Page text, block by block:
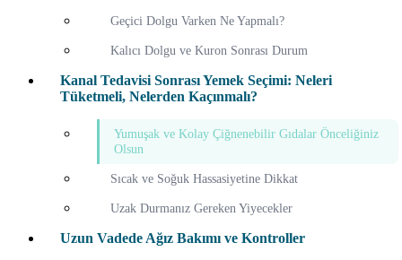
Geçici Dolgu Varken Ne Yapmalı?
Kalıcı Dolgu ve Kuron Sonrası Durum
Kanal Tedavisi Sonrası Yemek Seçimi: Neleri
Tüketmeli, Nelerden Kaçınmalı?
Yumuşak ve Kolay Çiğnenebilir Gıdalar Önceliğiniz
Olsun
Sıcak ve Soğuk Hassasiyetine Dikkat
Uzak Durmanız Gereken Yiyecekler
Uzun Vadede Ağız Bakımı ve Kontroller